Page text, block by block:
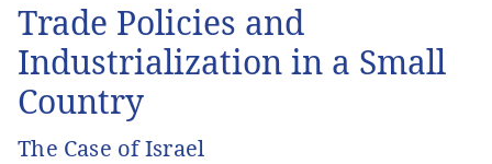
Trade Policies and
Industrialization in a Small
Country
The Case of Israel